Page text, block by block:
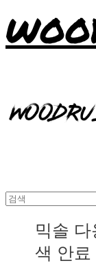
믹솔 다
색 안료